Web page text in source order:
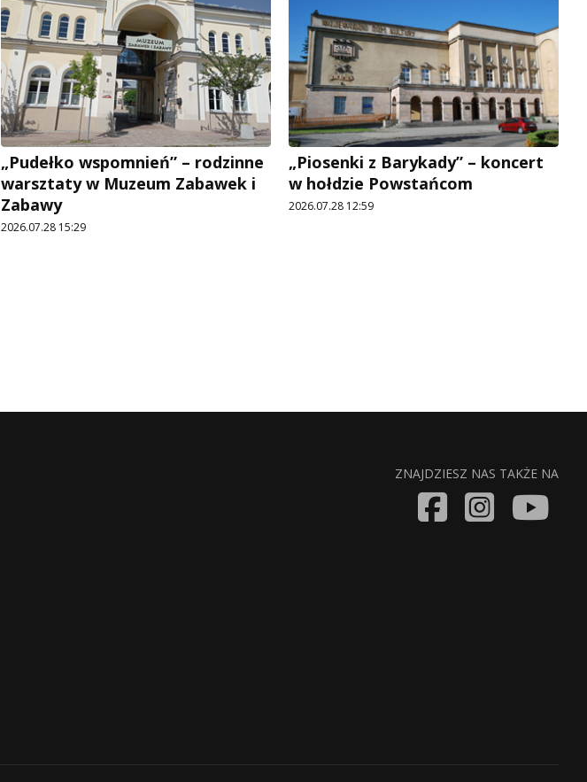
„Pudełko wspomnień” – rodzinne
warsztaty w Muzeum Zabawek i
Zabawy
2026.07.28 15:29
„Piosenki z Barykady” – koncert
w hołdzie Powstańcom
2026.07.28 12:59
ZNAJDZIESZ NAS TAKŻE NA